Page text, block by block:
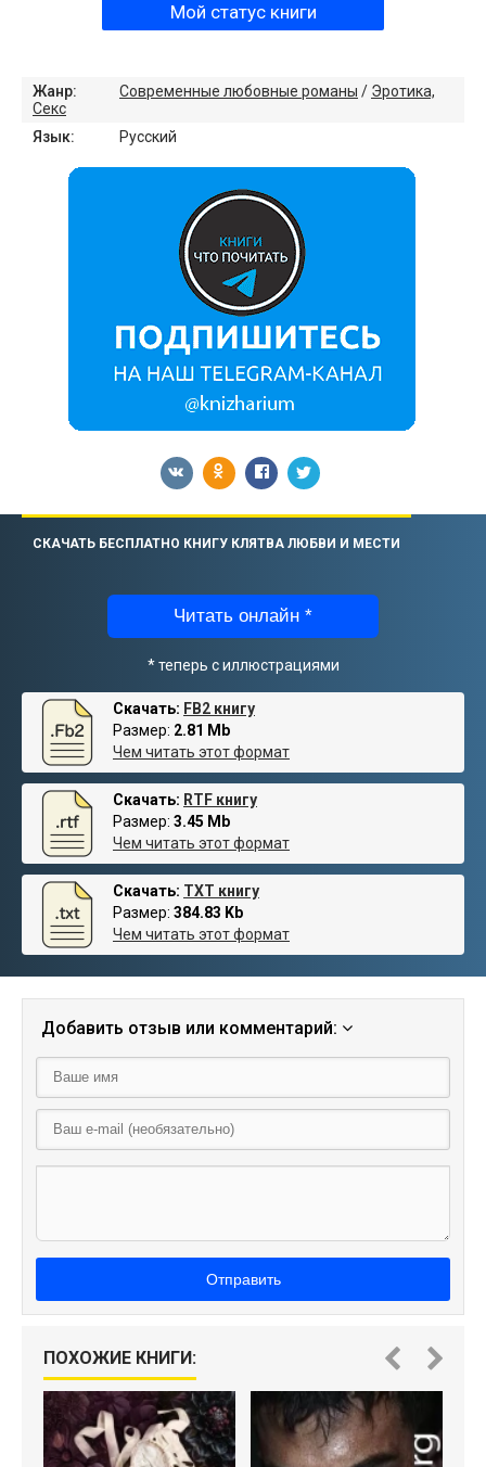
Мой статус книги
Жанр: Современные любовные романы / Эротика,
Секс
Язык:
Русский
СКАЧАТЬ БЕСПЛАТНО КНИГУ КЛЯТВА ЛЮБВИ И МЕСТИ
Читать онлайн *
* теперь с иллюстрациями
Скачать: FB2 книгу
Размер: 2.81 Mb
Чем читать этот формат
Скачать: RTF книгу
Размер: 3.45 Mb
Чем читать этот формат
Скачать: TXT книгу
Размер: 384.83 Kb
Чем читать этот формат
Добавить отзыв или комментарий:
Отправить
ПОХОЖИЕ КНИГИ: